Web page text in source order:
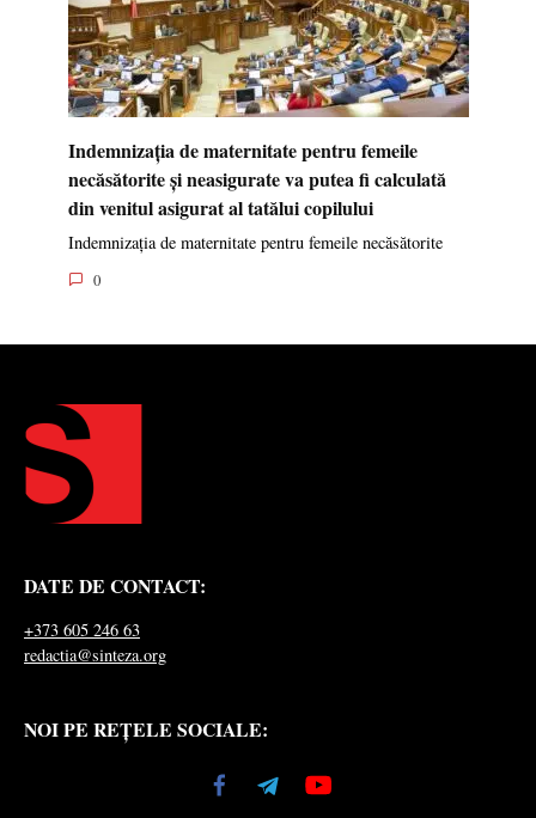
Indemnizația de maternitate pentru femeile
necăsătorite și neasigurate va putea fi calculată
din venitul asigurat al tatălui copilului
Indemnizația de maternitate pentru femeile necăsătorite
0
DATE DE CONTACT:
+373 605 246 63
redactia@sinteza.org
NOI PE REȚELE SOCIALE: